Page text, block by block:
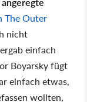
The Outer
nicht
einfach
Boyarsky fügt
einfach etwas,
wollten,